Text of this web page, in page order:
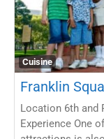
Cuisine
Franklin
Location 6th and
Experience One